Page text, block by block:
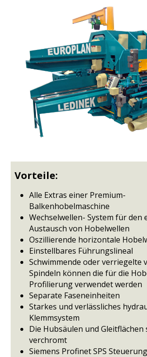
Vorteile:
Alle Extras einer Premium-
Balkenhobelmaschine
Wechselwellen- System für den
Austausch von Hobelwellen
Oszillierende horizontale
Einstellbares Führungslineal
Schwimmende oder verriegelte
Spindeln können die für die
Profilierung verwendet werden
Separate Faseneinheiten
Starkes und verlässliches
Klemmsystem
Die Hubsäulen und
verchromt
Siemens Profinet SPS